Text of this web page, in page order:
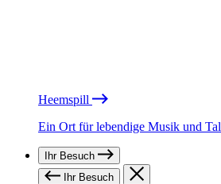
Heemspill
Ein Ort für lebendige Musik und
Ihr Besuch
Ihr Besuch